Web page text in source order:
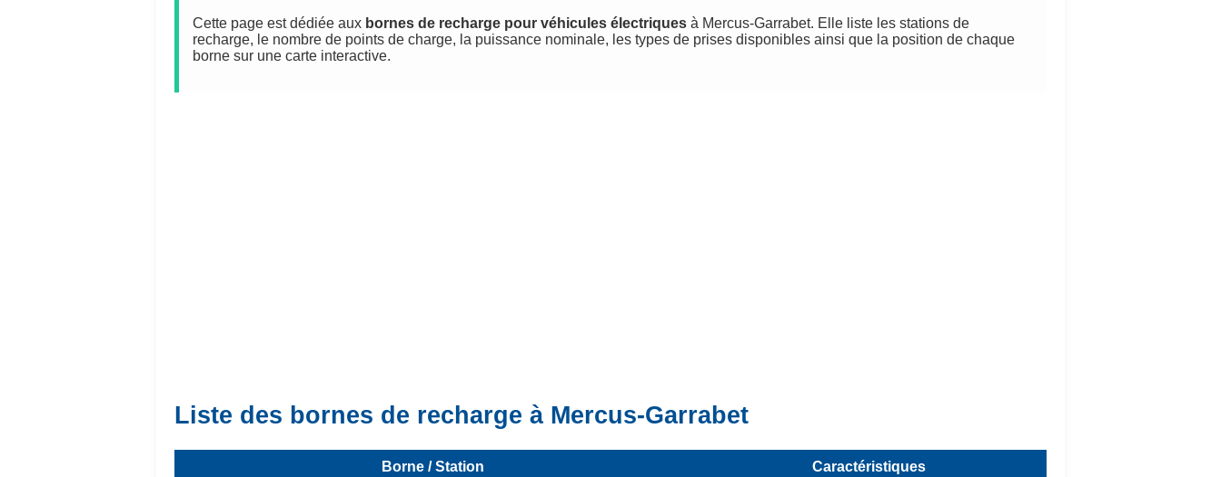
Cette page est dédiée aux bornes de recharge pour véhicules électriques à Mercus-Garrabet. Elle liste les stations de
recharge, le nombre de points de charge, la puissance nominale, les types de prises disponibles ainsi que la position de chaque
borne sur une carte interactive.
Liste des bornes de recharge à Mercus-Garrabet
Borne / Station Caractéristiques